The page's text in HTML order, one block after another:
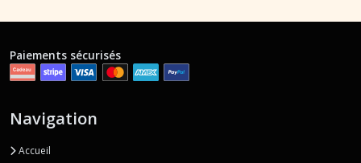
Paiements sécurisés
Navigation
Accueil